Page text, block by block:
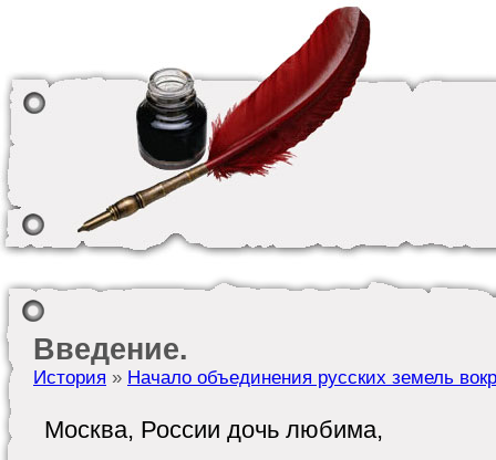
Введение.
История » Начало объединения русских земель
Москва, России дочь любима,